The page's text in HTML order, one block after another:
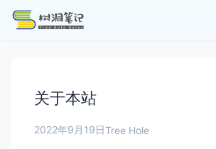
关于本站
2022年9月19日Tree Hole